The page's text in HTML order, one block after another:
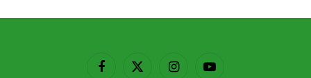
FacebookX InstagramYouTube